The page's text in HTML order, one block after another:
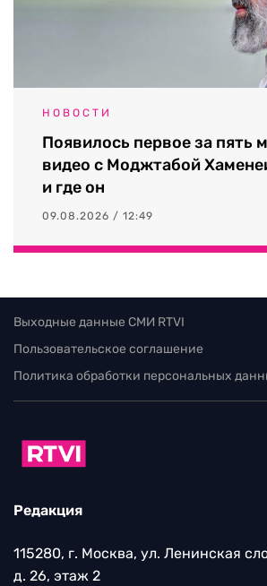
НОВОСТИ
Появилось первое за пять
видео с Моджтабой
и где он
09.08.2026 / 12:49
Выходные данные СМИ RTVI
Пользовательское соглашение
Политика обработки персональных
Редакция
115280, г. Москва, ул. Ленинская
д. 26, этаж 2